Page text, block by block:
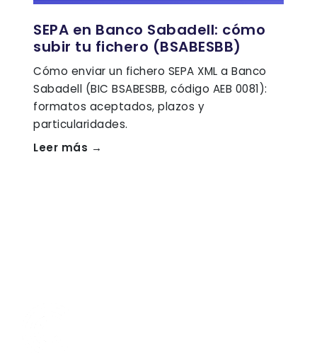
SEPA en Banco Sabadell: cómo
subir tu fichero (BSABESBB)
Cómo enviar un fichero SEPA XML a Banco
Sabadell (BIC BSABESBB, código AEB 0081):
formatos aceptados, plazos y
particularidades.
Leer más →